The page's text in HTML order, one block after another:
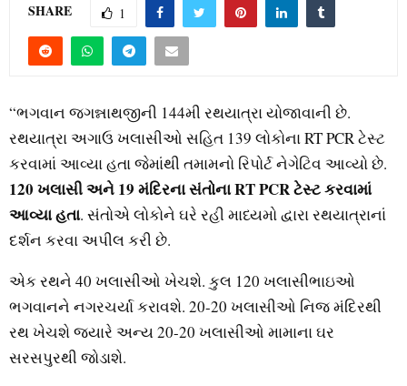
SHARE 1
“ભગવાન જગન્નાથજીની 144મી રથયાત્રા યોજાવાની છે.
રથયાત્રા અગાઉ ખલાસીઓ સહિત 139 લોકોના RT PCR ટેસ્ટ
કરવામાં આવ્યા હતા જેમાંથી તમામનો રિપોર્ટ નેગેટિવ આવ્યો છે.
120 ખલાસી અને 19 મંદિરના સંતોના RT PCR ટેસ્ટ કરવામાં
આવ્યા હતા. સંતોએ લોકોને ઘરે રહી માધ્યમો દ્વારા રથયાત્રાનાં
દર્શન કરવા અપીલ કરી છે.
એક રથને 40 ખલાસીઓ ખેચશે. કુલ 120 ખલાસીભાઇઓ
ભગવાનને નગરચર્યા કરાવશે. 20-20 ખલાસીઓ નિજ મંદિરથી
રથ ખેચશે જ્યારે અન્ય 20-20 ખલાસીઓ મામાના ઘર
સરસપુરથી જોડાશે.